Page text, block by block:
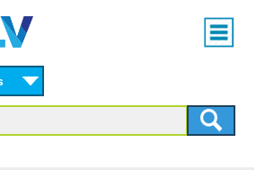
Main
menu